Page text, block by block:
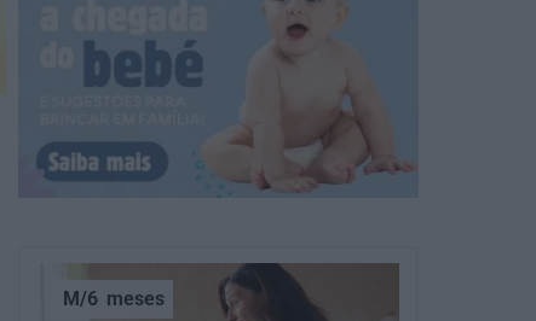
M/6 meses